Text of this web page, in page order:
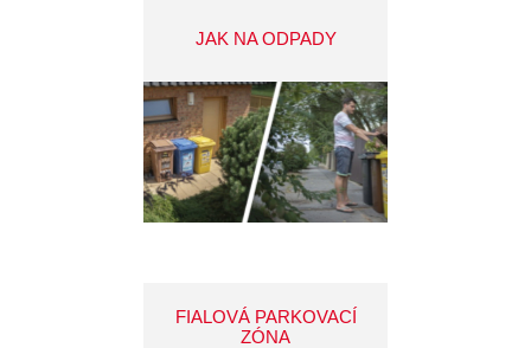
JAK NA ODPADY
FIALOVÁ PARKOVACÍ
ZÓNA